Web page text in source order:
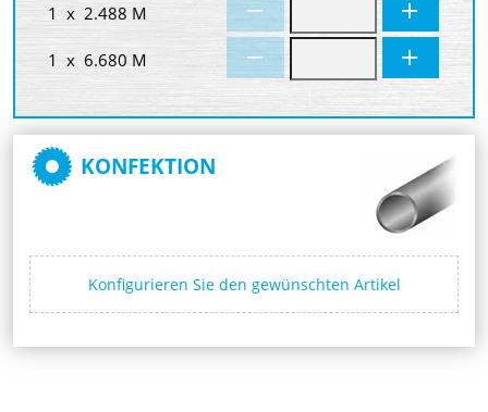
1 x 2.488 M
1 x 6.680 M
KONFEKTION
Konfigurieren Sie den gewünschten Artikel